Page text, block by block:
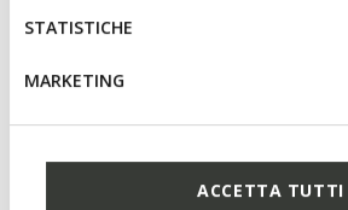
STATISTICHE
MARKETING
ACCETTA TUTTI
Materials
You may also like